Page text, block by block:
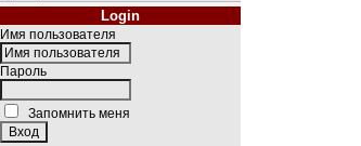
Login
Имя пользователя
Пароль
Запомнить меня